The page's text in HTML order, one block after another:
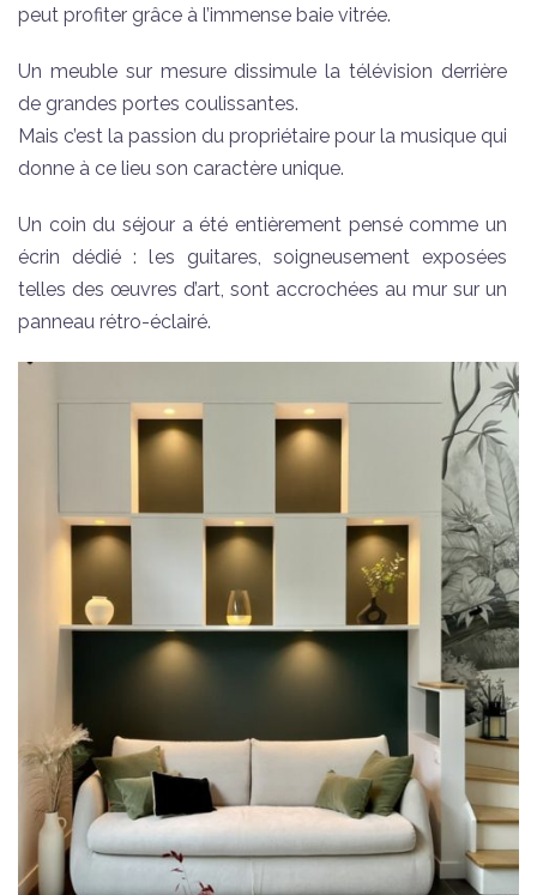
peut profiter grâce à l’immense baie vitrée.
Un meuble sur mesure dissimule la télévision derrière
de grandes portes coulissantes.
Mais c’est la passion du propriétaire pour la musique qui
donne à ce lieu son caractère unique.
Un coin du séjour a été entièrement pensé comme un
écrin dédié : les guitares, soigneusement exposées
telles des œuvres d’art, sont accrochées au mur sur un
panneau rétro-éclairé.